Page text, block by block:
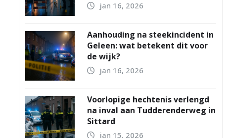
jan 16, 2026
Aanhouding na steekincident in
Geleen: wat betekent dit voor
de wijk?
jan 16, 2026
Voorlopige hechtenis verlengd
na inval aan Tudderenderweg in
Sittard
jan 15, 2026